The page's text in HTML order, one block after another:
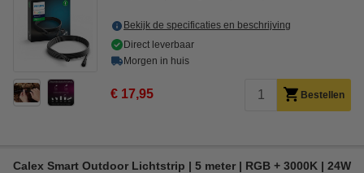
Bekijk de specificaties en beschrijving
Direct leverbaar
Morgen in huis
€ 17,95 Bestellen
Calex Smart Outdoor Lichtstrip | 5 meter | RGB + 3000K | 24W